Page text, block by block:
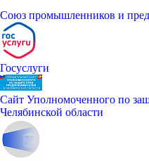
Союз промышленников и
Госуслуги
Сайт Уполномоченного по
Челябинской области